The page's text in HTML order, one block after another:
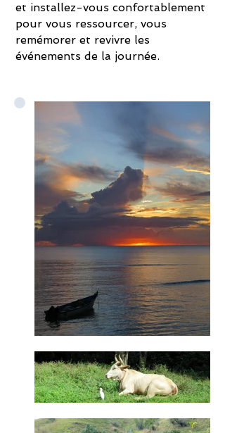
et installez-vous confortablement
pour vous ressourcer, vous
remémorer et revivre les
événements de la journée.